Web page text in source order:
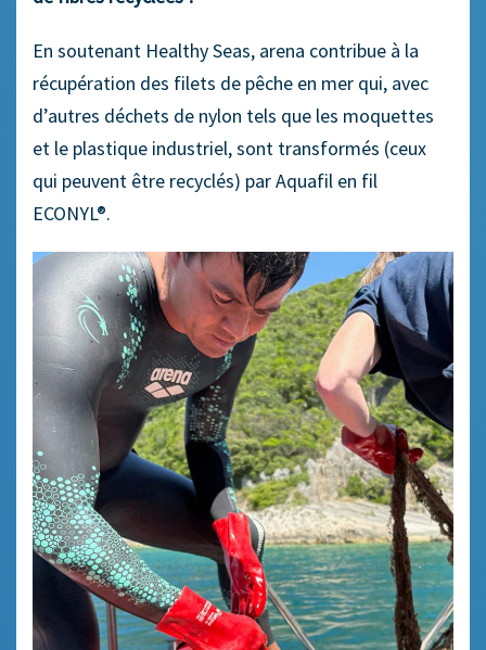
En soutenant Healthy Seas, arena contribue à la
récupération des filets de pêche en mer qui, avec
d’autres déchets de nylon tels que les moquettes
et le plastique industriel, sont transformés (ceux
qui peuvent être recyclés) par Aquafil en fil
ECONYL®.